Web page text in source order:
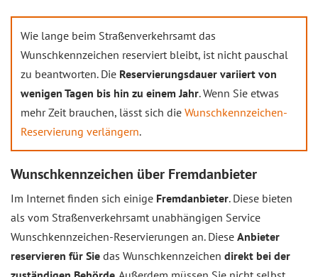
Wie lange beim Straßenverkehrsamt das
Wunschkennzeichen reserviert bleibt, ist nicht pauschal
zu beantworten. Die Reservierungsdauer variiert von
wenigen Tagen bis hin zu einem Jahr. Wenn Sie etwas
mehr Zeit brauchen, lässt sich die Wunschkennzeichen-
Reservierung verlängern.
Wunschkennzeichen über Fremdanbieter
Im Internet finden sich einige Fremdanbieter. Diese bieten
als vom Straßenverkehrsamt unabhängigen Service
Wunschkennzeichen-Reservierungen an. Diese Anbieter
reservieren für Sie das Wunschkennzeichen direkt bei der